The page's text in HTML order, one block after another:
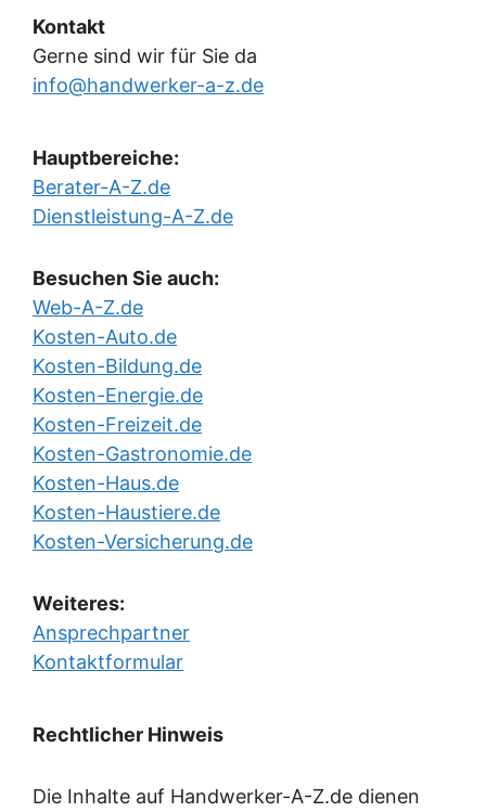
Kontakt
Gerne sind wir für Sie da
info@handwerker-a-z.de
Hauptbereiche:
Berater-A-Z.de
Dienstleistung-A-Z.de
Besuchen Sie auch:
Web-A-Z.de
Kosten-Auto.de
Kosten-Bildung.de
Kosten-Energie.de
Kosten-Freizeit.de
Kosten-Gastronomie.de
Kosten-Haus.de
Kosten-Haustiere.de
Kosten-Versicherung.de
Weiteres:
Ansprechpartner
Kontaktformular
Rechtlicher Hinweis
Die Inhalte auf Handwerker-A-Z.de dienen